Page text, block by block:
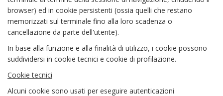
browser) ed in cookie persistenti (ossia quelli che restano
memorizzati sul terminale fino alla loro scadenza o
cancellazione da parte dell'utente).
In base alla funzione e alla finalità di utilizzo, i cookie possono
suddividersi in cookie tecnici e cookie di profilazione.
Cookie tecnici
Alcuni cookie sono usati per eseguire autenticazioni